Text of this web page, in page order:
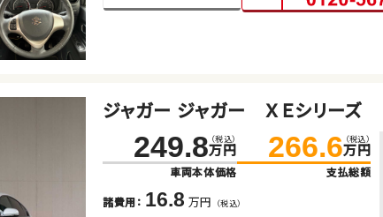
ジャガー ジャガー ＸＥシリーズ
249.8 （税込）
万円
車両本体価格
266.6 （税込）
万円
支払総額
諸費用： 16.8 万円 （税込）